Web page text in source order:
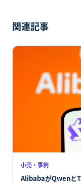
前の記事
AlibabaがQwen
る」エージェンテ
約：チャット内